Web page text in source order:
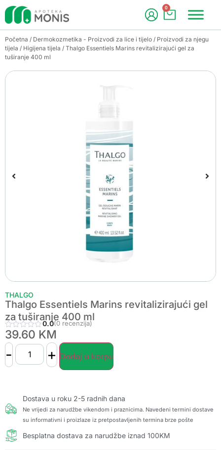
0
Početna / Dermokozmetika - Proizvodi za lice i tijelo / Proizvodi za njegu
tijela / Higijena tijela / Thalgo Essentiels Marins revitalizirajući gel za
tuširanje 400 ml
THALGO
Thalgo Essentiels Marins revitalizirajući gel
za tuširanje 400 ml
0.0(0 recenzija)
39.60 KM
- + Dodaj u korpu
Dostava u roku 2-5 radnih dana
Ne vrijedi za narudžbe vikendom i praznicima. Navedeni termini dostave
su informativni i proizlaze iz pretpostavljenih termina brze pošte
Besplatna dostava za narudžbe iznad 100KM